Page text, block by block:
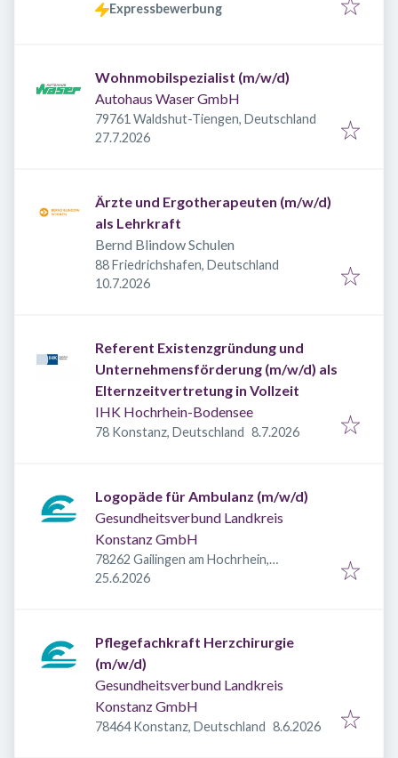
Expressbewerbung
Wohnmobilspezialist (m/w/d)
Autohaus Waser GmbH
79761 Waldshut-Tiengen, Deutschland
Veröffentlicht
27.7.2026
Ärzte und Ergotherapeuten (m/w/d)
als Lehrkraft
Bernd Blindow Schulen
88 Friedrichshafen, Deutschland
Veröffentlicht
10.7.2026
Referent Existenzgründung und
Unternehmensförderung (m/w/d) als
Elternzeitvertretung in Vollzeit
IHK Hochrhein-Bodensee
78 Konstanz, Deutschland Veröffentlicht
8.7.2026
Logopäde für Ambulanz (m/w/d)
Gesundheitsverbund Landkreis
Konstanz GmbH
78262 Gailingen am Hochrhein,
Deutschland
Veröffentlicht
25.6.2026
Pflegefachkraft Herzchirurgie
(m/w/d)
Gesundheitsverbund Landkreis
Konstanz GmbH
78464 Konstanz, Deutschland Veröffentlicht:
8.6.2026